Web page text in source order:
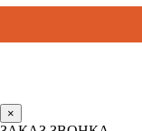
×